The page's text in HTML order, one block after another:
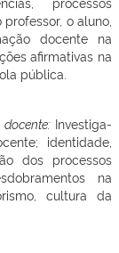
o aluno,
docente na
afirmativas na
pública.
Investiga-
identidade,
dos processos
na
cultura da